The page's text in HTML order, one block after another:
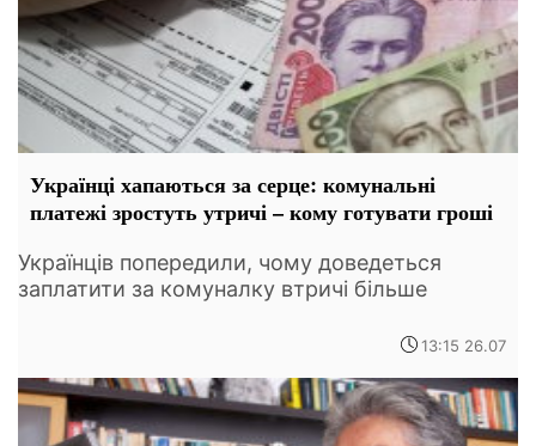
Українці хапаються за серце: комунальні
платежі зростуть утричі – кому готувати гроші
Українців попередили, чому доведеться
заплатити за комуналку втричі більше
13:15 26.07